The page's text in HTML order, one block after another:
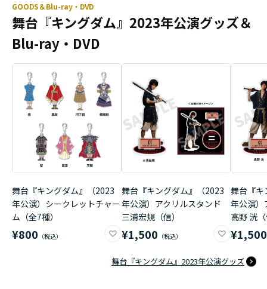
GOODS＆Blu-ray・DVD
舞台『キングダム』2023年公演グッズ＆
Blu-ray・DVD
舞台『キングダム』（2023
年公演）シークレットチャー
ム（全7種）
¥800
舞台『キングダム』（2023
年公演）アクリルスタンド
三浦宏規（信）
¥1,500
舞台『
年公演
高野 洸
¥1,500
舞台『キングダム』2023年公演グッズ